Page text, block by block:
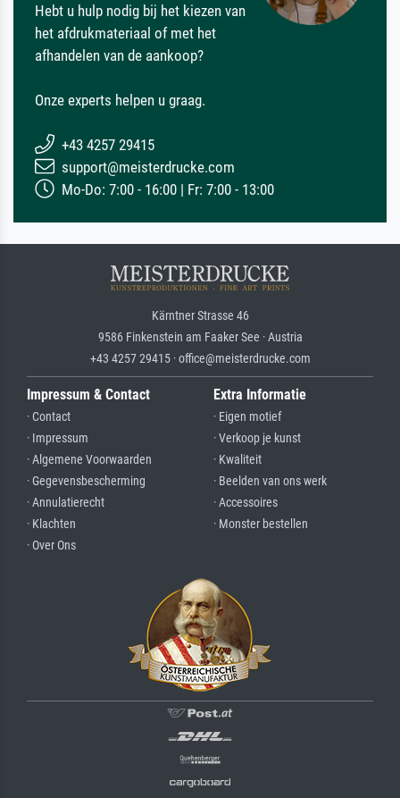
Hebt u hulp nodig bij het kiezen van
het afdrukmateriaal of met het
afhandelen van de aankoop?
Onze experts helpen u graag.
+43 4257 29415
support@meisterdrucke.com
Mo-Do: 7:00 - 16:00 | Fr: 7:00 - 13:00
Kärntner Strasse 46
9586 Finkenstein am Faaker See · Austria
+43 4257 29415 · office@meisterdrucke.com
Impressum & Contact
· Contact
· Impressum
· Algemene Voorwaarden
· Gegevensbescherming
· Annulatierecht
· Klachten
· Over Ons
Extra Informatie
· Eigen motief
· Verkoop je kunst
· Kwaliteit
· Beelden van ons werk
· Accessoires
· Monster bestellen